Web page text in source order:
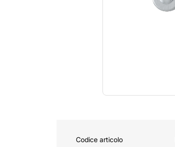
Codice articolo